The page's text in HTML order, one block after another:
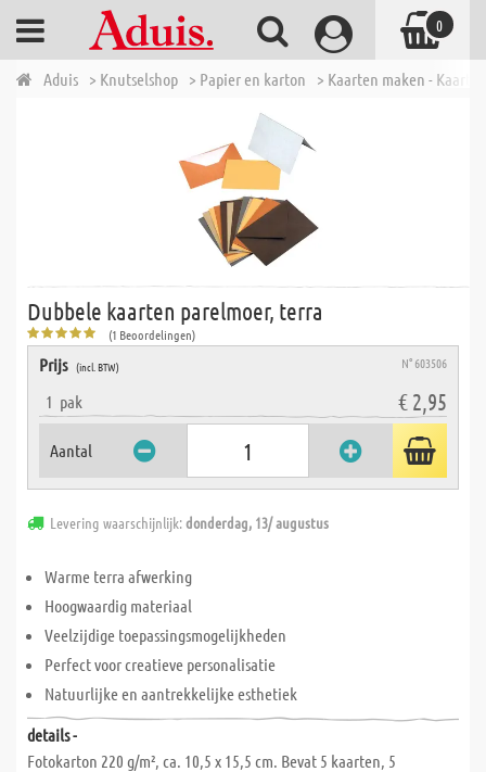
Aduis > Knutselshop > Papier en karton > Kaarten maken -
Dubbele kaarten parelmoer, terra
(1 Beoordelingen)
Prijs (incl. BTW) N° 603506
1 pak € 2,95
Aantal
Levering waarschijnlijk:donderdag, 13/ augustus
Warme terra afwerking
Hoogwaardig materiaal
Veelzijdige toepassingsmogelijkheden
Perfect voor creatieve personalisatie
Natuurlijke en aantrekkelijke esthetiek
details -
Fotokarton 220 g/m², ca. 10,5 x 15,5 cm. Bevat 5 kaarten, 5
0